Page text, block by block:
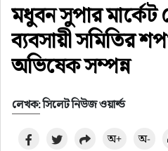
মধুবন সুপার
ব্যবসায়ী সমিতির
অভিষেক সম্পন্ন
লেখক: সিলেট নিউজ ওয়ার্ল্ড
অ+ অ-